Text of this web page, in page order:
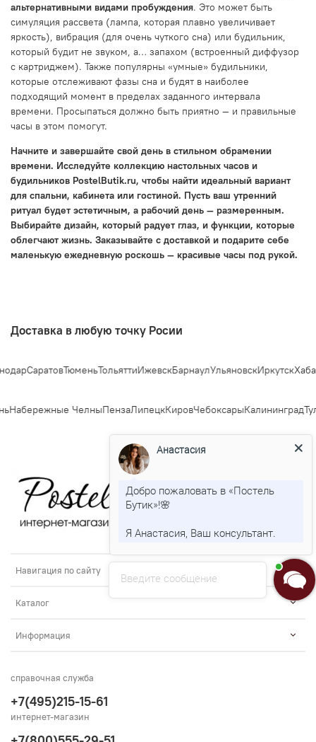
альтернативными видами пробуждения. Это может быть
симуляция рассвета (лампа, которая плавно увеличивает
яркость), вибрация (для очень чуткого сна) или будильник,
который будит не звуком, а… запахом (встроенный диффузор
с картриджем). Также популярны «умные» будильники,
которые отслеживают фазы сна и будят в наиболее
подходящий момент в пределах заданного интервала
времени. Просыпаться должно быть приятно — и правильные
часы в этом помогут.
Начните и завершайте свой день в стильном обрамении
времени. Исследуйте коллекцию настольных часов и
будильников PostelButik.ru, чтобы найти идеальный вариант
для спальни, кабинета или гостиной. Пусть ваш утренний
ритуал будет эстетичным, а рабочий день — размеренным.
Выбирайте дизайн, который радует глаз, и функции, которые
облегчают жизнь. Заказывайте с доставкой и подарите себе
маленькую ежедневную роскошь — красивые часы под рукой.
Доставка в любую точку Росии
СаратовТюменьТольяттиИжевскБарнаулУльяновскИркутск
Набережные ЧелныПензаЛипецкКировЧебоксарыКалининград
Навигация по сайту
Каталог
Информация
справочная служба
+7(495)215-15-61
интернет-магазин
Введите сообщение
Анастасия
Добро пожаловать в «Постель
Бутик»!🌸
Я Анастасия, Ваш консультант.